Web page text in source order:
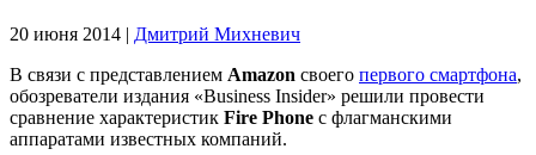
20 июня 2014 | Дмитрий Михневич
В связи с представлением Amazon своего первого смартфона,
обозреватели издания «Business Insider» решили провести
сравнение характеристик Fire Phone с флагманскими
аппаратами известных компаний.